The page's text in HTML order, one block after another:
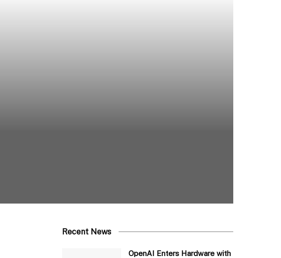
Recent News
OpenAI Enters Hardware with